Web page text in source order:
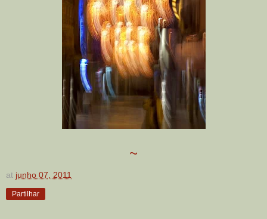
~
at junho 07, 2011
Partilhar